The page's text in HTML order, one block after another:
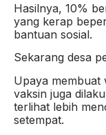
Hasilnya, 10%
yang kerap
bantuan sosial.
Sekarang desa
Upaya membuat
vaksin juga
terlihat lebih
setempat.